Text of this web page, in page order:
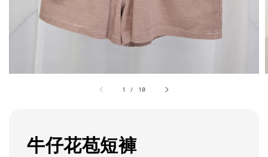
1 / 10
牛仔花苞短褲